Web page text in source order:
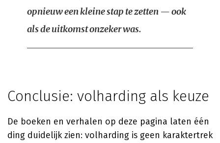
opnieuw een kleine stap te zetten — ook
als de uitkomst onzeker was.
Conclusie: volharding als keuze
De boeken en verhalen op deze pagina laten één
ding duidelijk zien: volharding is geen karaktertrek